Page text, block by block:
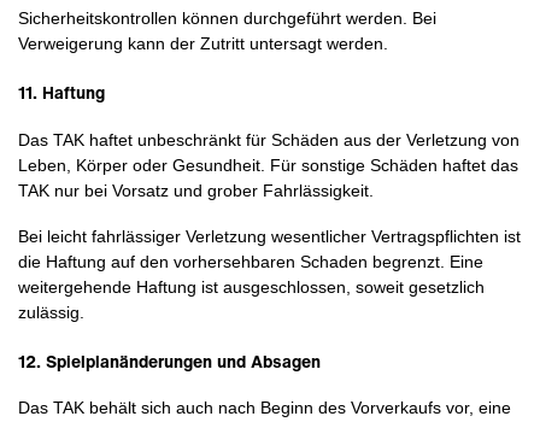
Sicherheitskontrollen können durchgeführt werden. Bei
Verweigerung kann der Zutritt untersagt werden.
11. Haftung
Das TAK haftet unbeschränkt für Schäden aus der Verletzung von
Leben, Körper oder Gesundheit. Für sonstige Schäden haftet das
TAK nur bei Vorsatz und grober Fahrlässigkeit.
Bei leicht fahrlässiger Verletzung wesentlicher Vertragspflichten ist
die Haftung auf den vorhersehbaren Schaden begrenzt. Eine
weitergehende Haftung ist ausgeschlossen, soweit gesetzlich
zulässig.
12. Spielplanänderungen und Absagen
Das TAK behält sich auch nach Beginn des Vorverkaufs vor, eine